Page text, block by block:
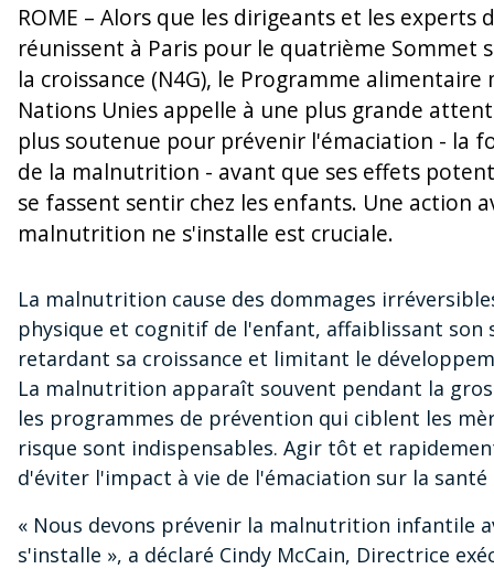
ROME – Alors que les dirigeants et les experts
réunissent à Paris pour le quatrième Sommet
la croissance (N4G), le Programme alimentaire
Nations Unies appelle à une plus grande
plus soutenue pour prévenir l'émaciation - la
de la malnutrition - avant que ses effets
se fassent sentir chez les enfants. Une action
malnutrition ne s'installe est cruciale.
La malnutrition cause des dommages
physique et cognitif de l'enfant, affaiblissant son
retardant sa croissance et limitant le
La malnutrition apparaît souvent pendant la
les programmes de prévention qui ciblent les
risque sont indispensables. Agir tôt et
d'éviter l'impact à vie de l'émaciation sur la
« Nous devons prévenir la malnutrition infantile
s'installe », a déclaré Cindy McCain, Directrice